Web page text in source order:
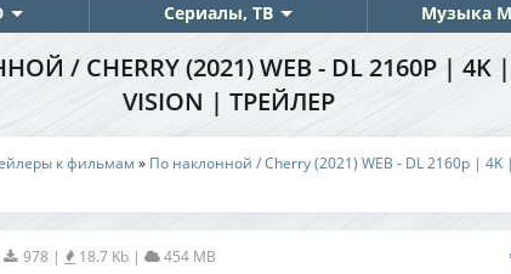
Сериалы, ТВ Музыка
/ CHERRY (2021) WEB - DL 2160P | 4K
VISION | ТРЕЙЛЕР
к фильмам » По наклонной / Cherry (2021) WEB - DL 2160p | 4K
978 | 18.7 Kb| 454 MB